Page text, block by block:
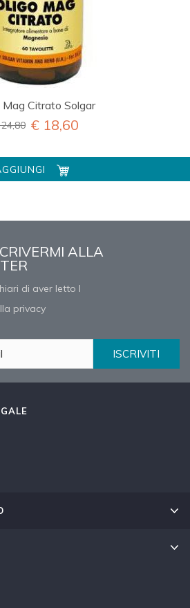
Mag Citrato Solgar
€ 18,60
ALLA
di aver letto l
privacy
ISCRIVITI